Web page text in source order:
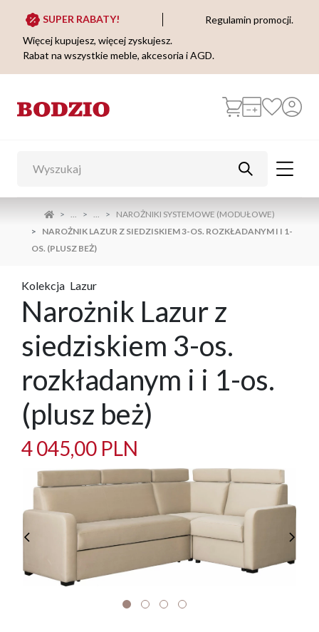
SUPER RABATY!
Regulamin promocji.
Więcej kupujesz, więcej zyskujesz.
Rabat na wszystkie meble, akcesoria i AGD.
... ...
NAROŻNIKI SYSTEMOWE (MODUŁOWE)
NAROŻNIK LAZUR Z SIEDZISKIEM 3-OS. ROZKŁADANYM I I 1-
OS. (PLUSZ BEŻ)
Kolekcja Lazur
Narożnik Lazur z
siedziskiem 3-os.
rozkładanym i i 1-os.
(plusz beż)
4 045,00 PLN